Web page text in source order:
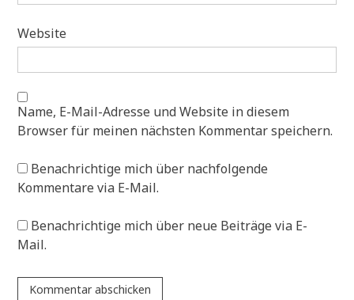
Website
Name, E-Mail-Adresse und Website in diesem
Browser für meinen nächsten Kommentar speichern.
Benachrichtige mich über nachfolgende
Kommentare via E-Mail.
Benachrichtige mich über neue Beiträge via E-
Mail.